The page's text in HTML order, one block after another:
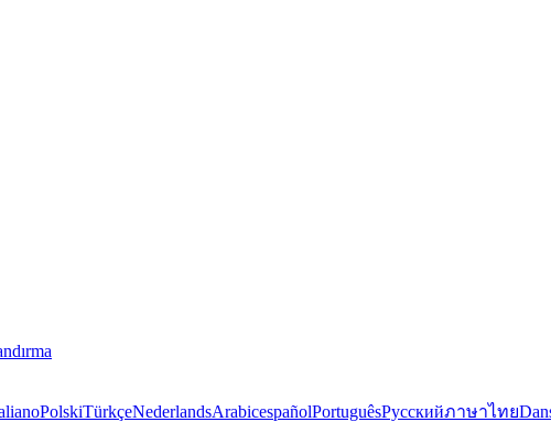
PolskiTürkçeNederlandsArabicespañolPortuguêsРусскийภาษาไทย